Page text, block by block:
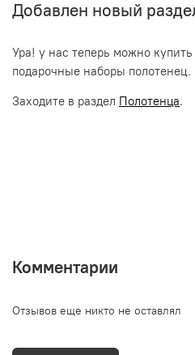
Добавлен новый
Ура! у нас теперь можно
подарочные наборы полотенец.
Заходите в раздел Полотенца.
Комментарии
Отзывов еще никто не оставлял